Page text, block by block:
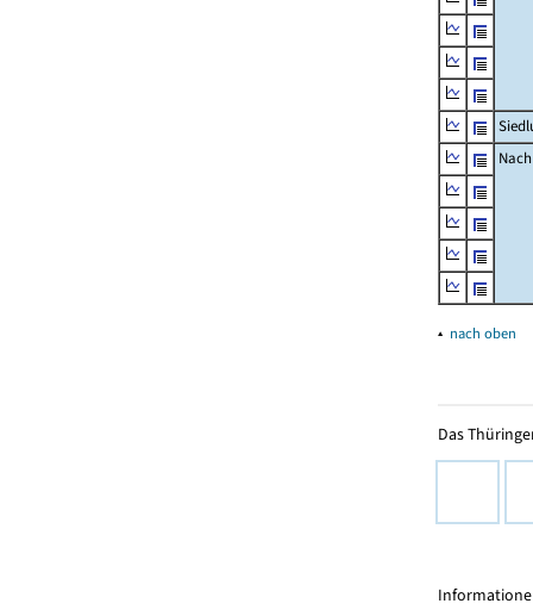
▴ nach oben
Das